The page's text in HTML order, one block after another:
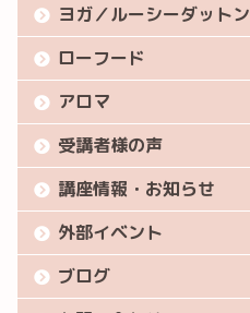
ヨガ／ルーシーダットン
ローフード
アロマ
受講者様の声
講座情報・お知らせ
外部イベント
ブログ